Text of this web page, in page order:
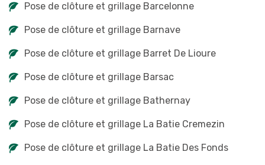
Pose de clôture et grillage Barcelonne
Pose de clôture et grillage Barnave
Pose de clôture et grillage Barret De Lioure
Pose de clôture et grillage Barsac
Pose de clôture et grillage Bathernay
Pose de clôture et grillage La Batie Cremezin
Pose de clôture et grillage La Batie Des Fonds